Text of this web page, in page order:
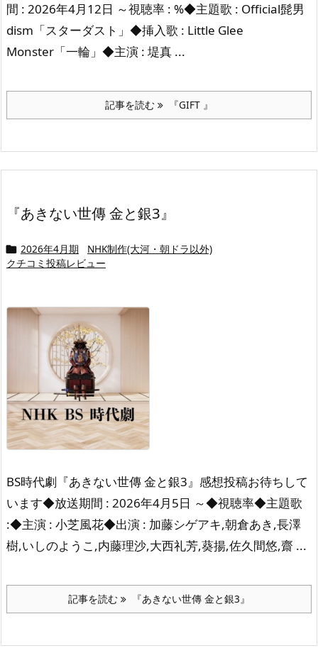
間 : 2026年4月12日 ～視聴率 : %◆主題歌 : Official髭男
dism「スターダスト」◆挿入歌 : Little Glee
Monster「一輪」◆主演 : 堤真 ...
記事を読む 『GIFT 』
『あきない世傳 金と銀3』
 2026年4月期
NHK制作(大河・朝ドラ以外)
クチコミ投稿レビュー
BS時代劇『あきない世傳 金と銀3』感想投稿お待ちして
います◆放送期間 : 2026年4月5日 ～◆視聴率◆主題歌
:◆主演 : 小芝風花◆出演 : 加藤シゲアキ,朝倉あき,長澤
樹,いしのようこ,内藤理沙,大西礼芳,葵揚,佐久間悠,齋 ...
記事を読む 『あきない世傳 金と銀3』